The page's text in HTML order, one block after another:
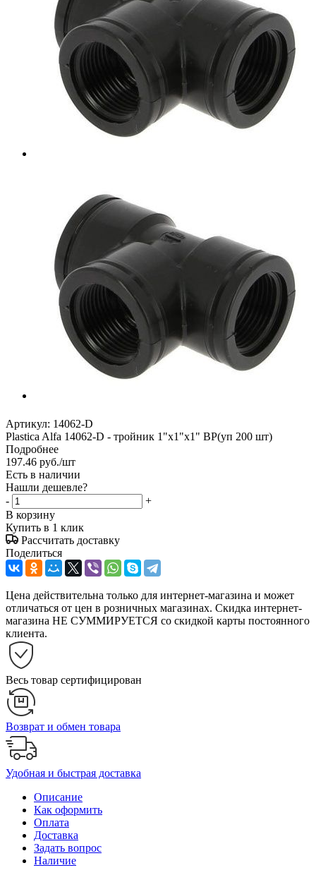
Артикул: 14062-D
Plastica Alfa 14062-D - тройник 1"х1"х1" ВР(уп 200 шт)
Подробнее
197.46 руб./шт
Есть в наличии
Нашли дешевле?
-
+
В корзину
Купить в 1 клик
Рассчитать доставку
Поделиться
Цена действительна только для интернет-магазина и может
отличаться от цен в розничных магазинах. Скидка интернет-
магазина НЕ СУММИРУЕТСЯ со скидкой карты постоянного
клиента.
Весь товар сертифицирован
Возврат и обмен товара
Удобная и быстрая доставка
Описание
Как оформить
Оплата
Доставка
Задать вопрос
Наличие